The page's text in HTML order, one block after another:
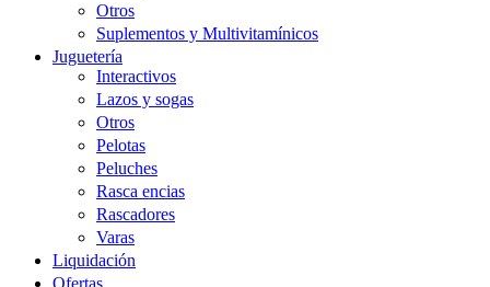
Otros
Suplementos y Multivitamínicos
Juguetería
Interactivos
Lazos y sogas
Otros
Pelotas
Peluches
Rasca encias
Rascadores
Varas
Liquidación
Ofertas